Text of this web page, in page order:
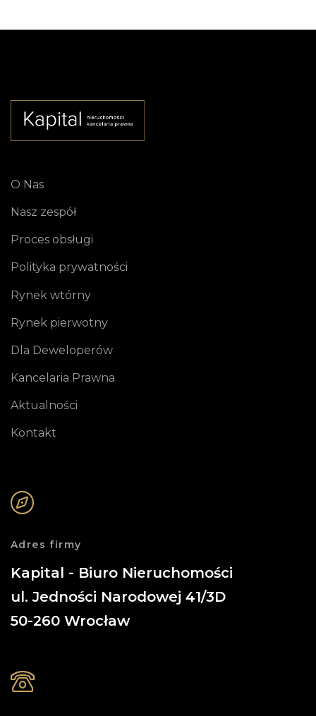
O Nas
Nasz zespół
Proces obsługi
Polityka prywatności
Rynek wtórny
Rynek pierwotny
Dla Deweloperów
Kancelaria Prawna
Aktualności
Kontakt
Adres firmy
Kapital - Biuro Nieruchomości
ul. Jedności Narodowej 41/3D
50-260 Wrocław